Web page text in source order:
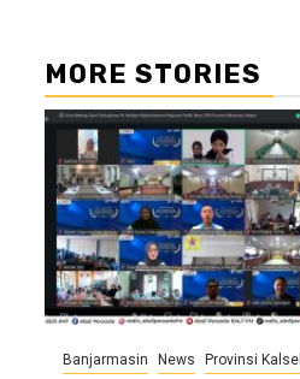
MORE STORIES
Banjarmasin News Provinsi Kalsel